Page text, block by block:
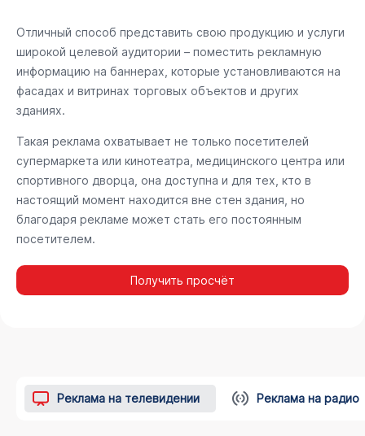
Отличный способ представить свою продукцию и услуги
широкой целевой аудитории – поместить рекламную
информацию на баннерах, которые установливаются на
фасадах и витринах торговых объектов и других
зданиях.
Такая реклама охватывает не только посетителей
супермаркета или кинотеатра, медицинского центра или
спортивного дворца, она доступна и для тех, кто в
настоящий момент находится вне стен здания, но
благодаря рекламе может стать его постоянным
посетителем.
Получить просчёт
Реклама на телевидении Реклама на радио